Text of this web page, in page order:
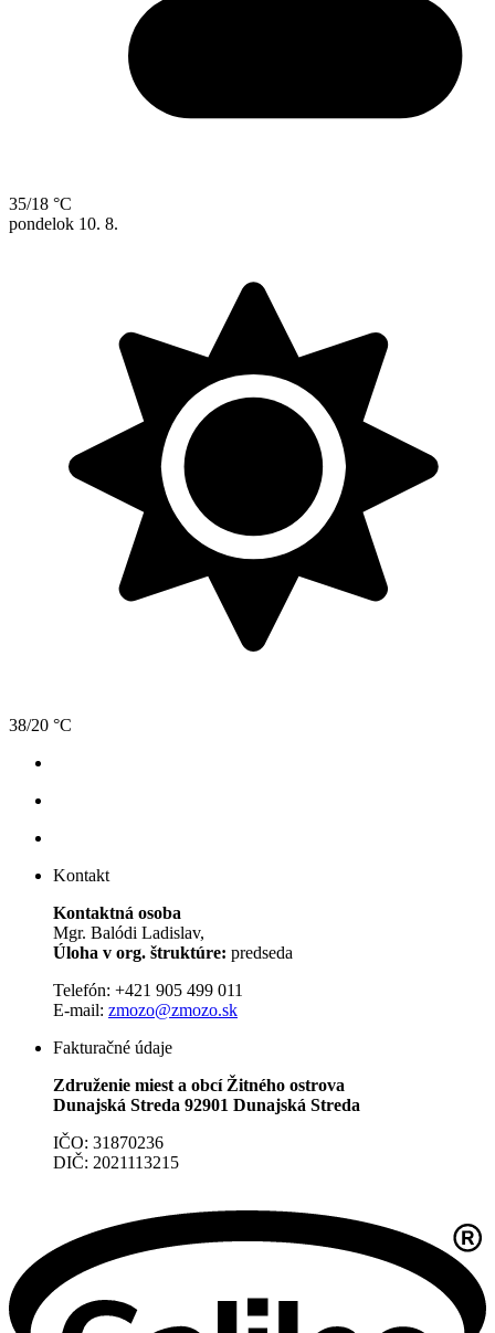
35/18 °C
pondelok 10. 8.
38/20 °C
Kontakt
Kontaktná osoba
Mgr. Balódi Ladislav,
Úloha v org. štruktúre: predseda
Telefón: +421 905 499 011
E-mail: zmozo@zmozo.sk
Fakturačné údaje
Združenie miest a obcí Žitného ostrova
Dunajská Streda 92901 Dunajská Streda
IČO: 31870236
DIČ: 2021113215